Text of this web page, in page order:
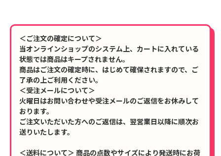
＜ご注文の確定について＞
当オンラインショップのシステム上、カートに入れている
状態では商品はキープされません。
商品はご注文の確定時に、はじめて確保されますので、ご
了承の上ご利用ください。
＜受注メールについて＞
火曜日はお問い合わせや受注メールのご返信をお休みして
おります。
ご注文いただいた方へのご返信は、翌営業日以降に順次お
送りいたします。
＜送料について＞ 商品の点数やサイズにより発送時にお荷